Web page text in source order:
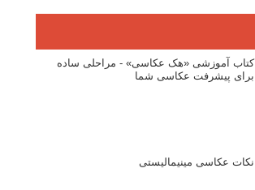
کتاب آموزشی «هک عکاسی» - مراحلی ساده
برای پیشرفت عکاسی شما
نکات عکاسی مینیمالیستی